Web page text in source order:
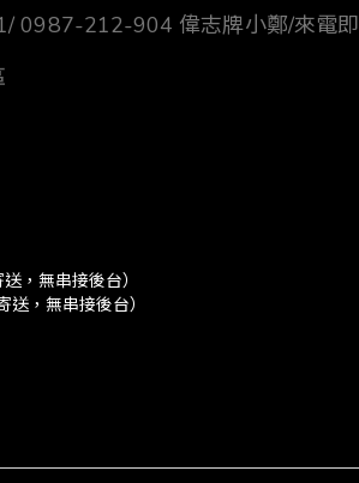
0987-212-904 偉志牌小鄭/來電
，無串接後台）
，無串接後台）